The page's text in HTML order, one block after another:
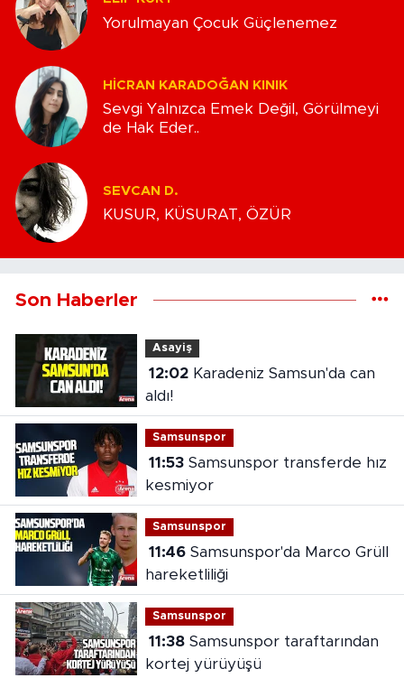
Yorulmayan Çocuk Güçlenemez
HICRAN KARADOĞAN KINIK
Sevgi Yalnızca Emek Değil, Görülmeyi
de Hak Eder..
SEVCAN D.
KUSUR, KÜSURAT, ÖZÜR
Son Haberler
Asayiş
12:02Karadeniz Samsun'da can
aldı!
Samsunspor
11:53Samsunspor transferde hız
kesmiyor
Samsunspor
11:46Samsunspor'da Marco Grüll
hareketliliği
Samsunspor
11:38Samsunspor taraftarından
kortej yürüyüşü